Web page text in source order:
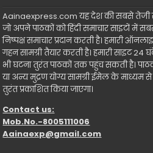
Aainaexpress.com यह देश की सबसे तेजी से
जो अपने पाठकों को हिंदी समाचार साइटों में
निष्पक्ष समाचार प्रदान करती है। हमारी
गहन सामग्री तैयार करती है। हमारी साइट 24
भी घटना तुरंत पाठकों तक पहुंच सकती है।
या अन्य मुद्रण योग्य सामग्री ईमेल के माध्यम
तुरंत प्रकाशित किया जाएगा।
Contact us:
Mob.No.-8005111006
Aainaexp@gmail.com